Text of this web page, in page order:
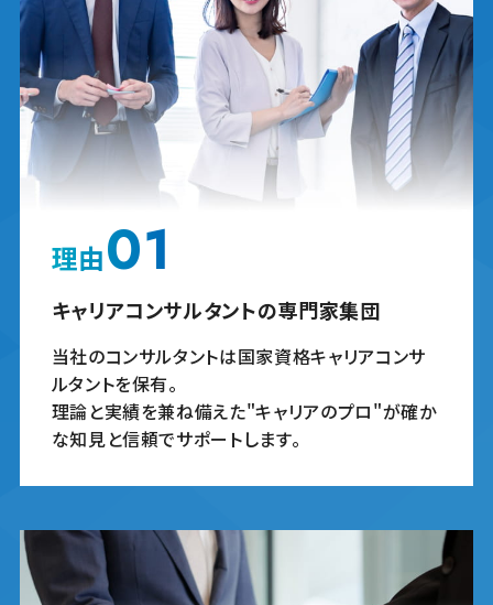
理由01
キャリアコンサルタントの専門家集団
当社のコンサルタントは国家資格キャリアコンサ
ルタントを保有。
理論と実績を兼ね備えた"キャリアのプロ"が確か
な知見と信頼でサポートします。